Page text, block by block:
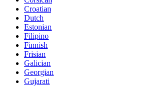
Croatian
Dutch
Estonian
Filipino
Finnish
Frisian
Galician
Georgian
Gujarati